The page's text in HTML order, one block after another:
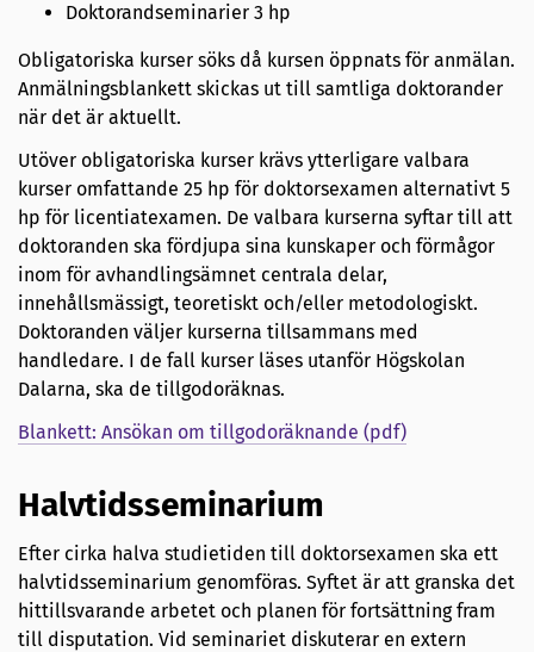
Doktorandseminarier 3 hp
Obligatoriska kurser söks då kursen öppnats för anmälan.
Anmälningsblankett skickas ut till samtliga doktorander
när det är aktuellt.
Utöver obligatoriska kurser krävs ytterligare valbara
kurser omfattande 25 hp för doktorsexamen alternativt 5
hp för licentiatexamen. De valbara kurserna syftar till att
doktoranden ska fördjupa sina kunskaper och förmågor
inom för avhandlingsämnet centrala delar,
innehållsmässigt, teoretiskt och/eller metodologiskt.
Doktoranden väljer kurserna tillsammans med
handledare. I de fall kurser läses utanför Högskolan
Dalarna, ska de tillgodoräknas.
Blankett: Ansökan om tillgodoräknande (pdf)
Halvtidsseminarium
Efter cirka halva studietiden till doktorsexamen ska ett
halvtidsseminarium genomföras. Syftet är att granska det
hittillsvarande arbetet och planen för fortsättning fram
till disputation. Vid seminariet diskuterar en extern